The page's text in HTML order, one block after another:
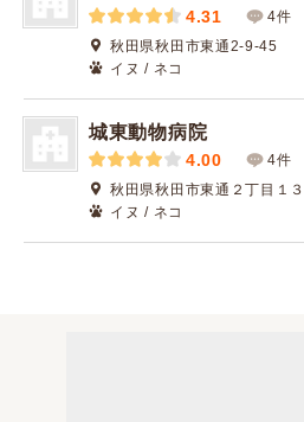
4.31
4件
秋田県秋田市東通2-9-45
イヌ / ネコ
城東動物病院
4.00
4件
秋田県秋田市東通２丁目１
イヌ / ネコ